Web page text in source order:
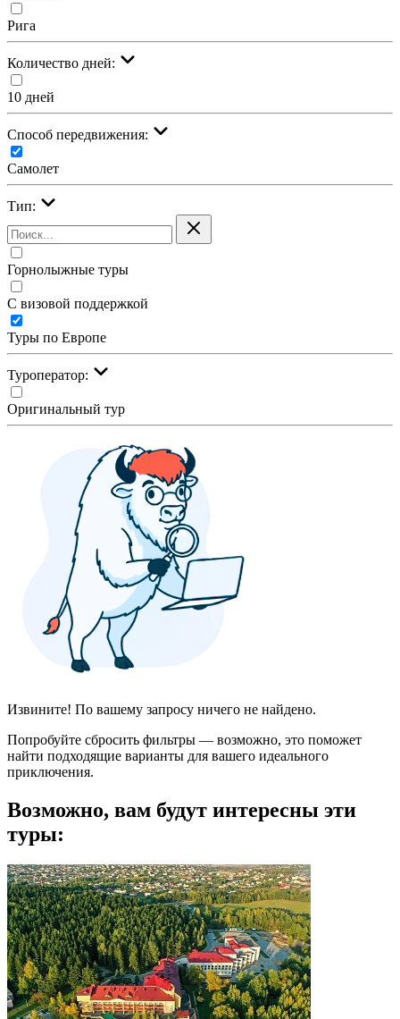
Рига
Количество дней:
10 дней
Cпособ передвижения:
Самолет
Тип:
Горнолыжные туры
С визовой поддержкой
Туры по Европе
Туроператор:
Оригинальный тур
Извините! По вашему запросу ничего не найдено.
Попробуйте сбросить фильтры — возможно, это поможет
найти подходящие варианты для вашего идеального
приключения.
Возможно, вам будут интересны эти
туры: